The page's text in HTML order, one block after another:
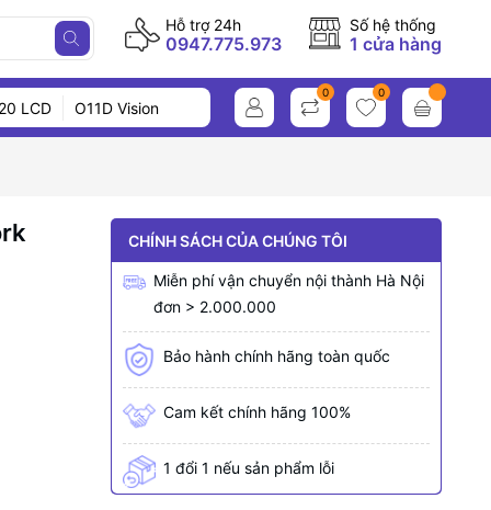
Hỗ trợ 24h
0947.775.973
Số hệ thống
1 cửa hàng
LCD O11D Vision
0 0
CHÍNH SÁCH CỦA CHÚNG TÔI
Miễn phí vận chuyển nội thành Hà Nội
đơn > 2.000.000
Bảo hành chính hãng toàn quốc
Cam kết chính hãng 100%
1 đổi 1 nếu sản phẩm lỗi